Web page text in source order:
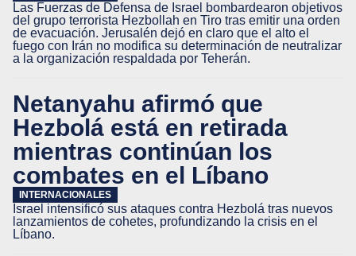
Las Fuerzas de Defensa de Israel bombardearon objetivos
del grupo terrorista Hezbollah en Tiro tras emitir una orden
de evacuación. Jerusalén dejó en claro que el alto el
fuego con Irán no modifica su determinación de neutralizar
a la organización respaldada por Teherán.
Netanyahu afirmó que
Hezbolá está en retirada
mientras continúan los
combates en el Líbano
INTERNACIONALES
Israel intensificó sus ataques contra Hezbolá tras nuevos
lanzamientos de cohetes, profundizando la crisis en el
Líbano.